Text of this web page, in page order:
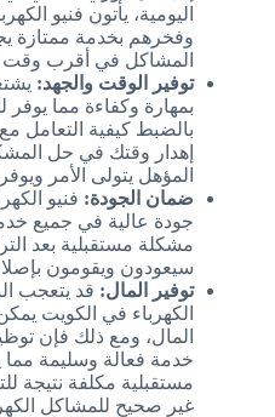
اليومية، يأتون فنيو
وفخرهم بخدمة ممتازة
المشاكل في أقرب
توفير الوقت والجهد:
بمهارة وكفاءة مما
بالضبط كيفية التعامل
إهدار وقتك في حل
المؤهل يتولى الأمر
ضمان الجودة: فنيو
جودة عالية في جميع
مشكلة مستقبلية بعد
سيعودون ويقومون
توفير المال: قد يتعجب
الكهرباء في الكويت
المال، ومع ذلك فإن
خدمة فعالة وسليمة
مستقبلية مكلفة نتيجة
غير صحيح للمشاكل